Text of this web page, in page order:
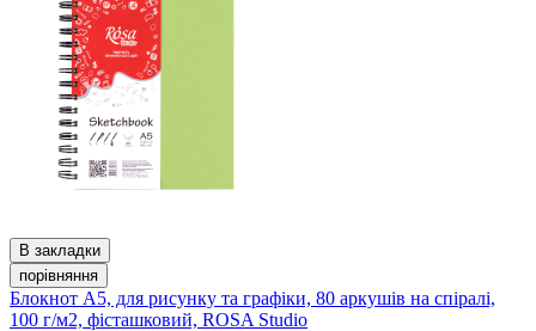
В закладки
порівняння
Блокнот А5, для рисунку та графіки, 80 аркушів на спіралі,
100 г/м2, фісташковий, ROSA Studio